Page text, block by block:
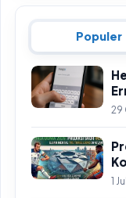
Populer
29
1